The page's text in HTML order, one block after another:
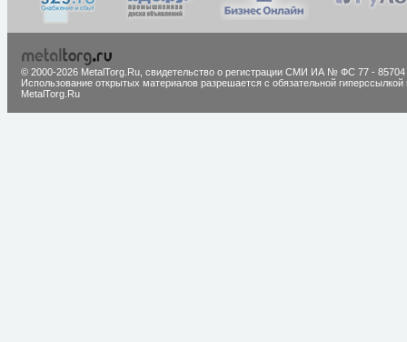
© 2000-2026 MetalTorg.Ru, cвидетельство о регистрации СМИ ИА № ФС 77 - 85704
Использование открытых материалов разрешается с обязательной гиперссылкой
MetalTorg.Ru